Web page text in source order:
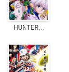
HUNTER...